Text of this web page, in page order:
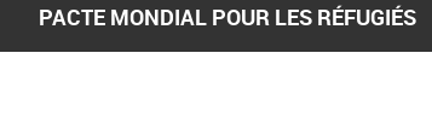
PACTE MONDIAL POUR LES RÉFUGIÉS